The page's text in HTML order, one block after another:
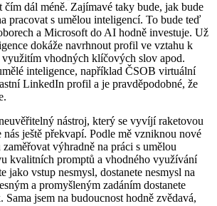
čím dál méně. Zajímavé taky bude, jak bude
pracovat s umělou inteligencí. To bude teď
a Microsoft do AI hodně investuje. Už
dokáže navrhnout profil ve vztahu k
využitím vhodných klíčových slov apod.
inteligence, například ČSOB virtuální
LinkedIn profil a je pravděpodobné, že
nástroj, který se vyvíjí raketovou
ještě překvapí. Podle mě vzniknou nové
výhradně na práci s umělou
kvalitních promptů a vhodného využívání
jako vstup nesmysl, dostanete nesmysl na
a promyšleným zadáním dostanete
jsem na budoucnost hodně zvědavá,